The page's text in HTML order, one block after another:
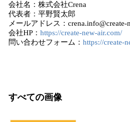
会社名：株式会社Crena
代表者：平野賢太郎
メールアドレス：crena.info@create-
会社HP： https://create-new-air.com/
問い合わせフォーム： https://create-
すべての画像